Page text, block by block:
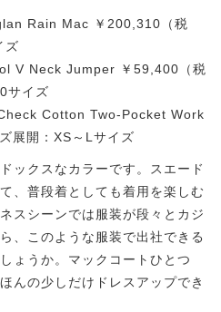
Rain Mac ￥200,310（税
ズ
V Neck Jumper ￥59,400（税
サイズ
Cotton Two-Pocket Work
展開：XS～Lサイズ
ックスなカラーです。スエード
、普段着としても着用を楽しむ
スシーンでは服装が段々とカジ
、このような服装で出社できる
ょうか。マックコートひとつ
んの少しだけドレスアップでき